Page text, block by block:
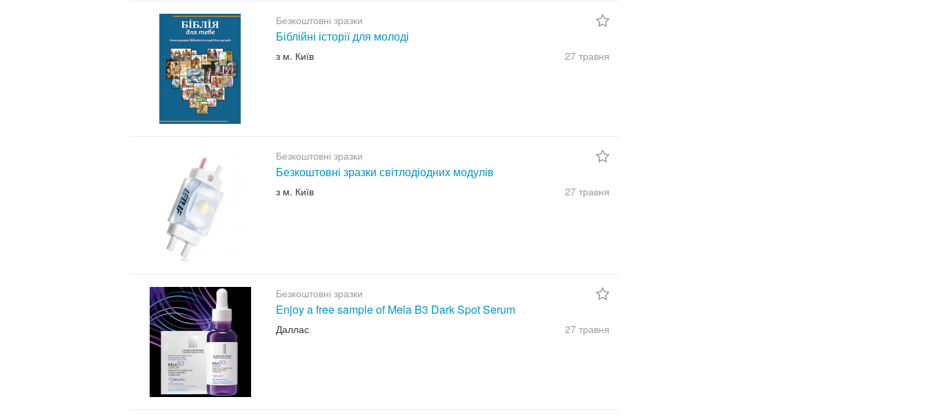
Безкоштовні зразки
Біблійні історії для молоді
з м. Київ 27 травня
Безкоштовні зразки
Безкоштовні зразки світлодіодних модулів
з м. Київ 27 травня
Безкоштовні зразки
Enjoy a free sample of Mela B3 Dark Spot Serum
Даллас 27 травня